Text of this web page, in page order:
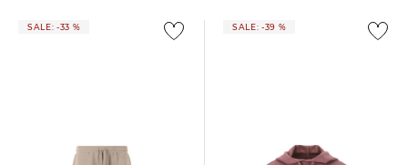
SALE: -33 % SALE: -39 %